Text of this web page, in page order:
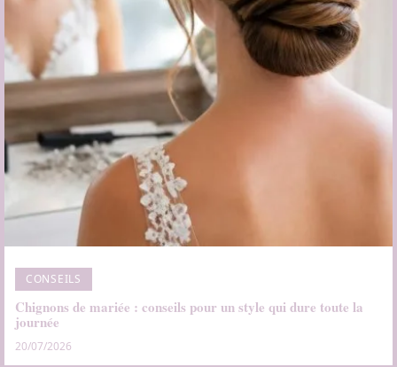
CONSEILS
Chignons de mariée : conseils pour un style qui dure toute la
journée
20/07/2026